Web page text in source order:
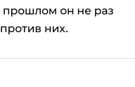
прошлом он не раз
них.